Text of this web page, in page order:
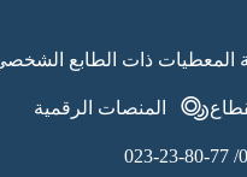
المعطيات ذات الطابع الشخصي
المنصات الرقمية